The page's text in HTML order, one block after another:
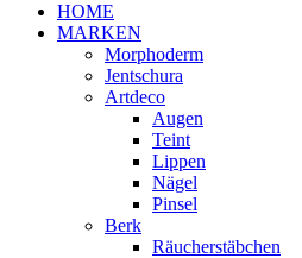
HOME
MARKEN
Morphoderm
Jentschura
Artdeco
Augen
Teint
Lippen
Nägel
Pinsel
Berk
Räucherstäbchen